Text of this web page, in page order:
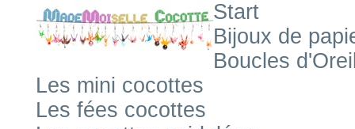
Start
Bijoux de
Boucles
Les mini cocottes
Les fées cocottes